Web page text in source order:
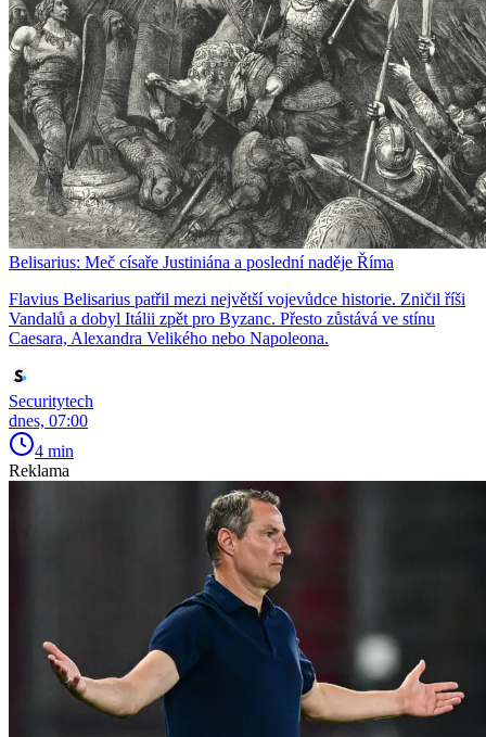
Belisarius: Meč císaře Justiniána a poslední naděje Říma
Flavius Belisarius patřil mezi největší vojevůdce historie. Zničil říši
Vandalů a dobyl Itálii zpět pro Byzanc. Přesto zůstává ve stínu
Caesara, Alexandra Velikého nebo Napoleona.
Securitytech
dnes, 07:00
4 min
Reklama